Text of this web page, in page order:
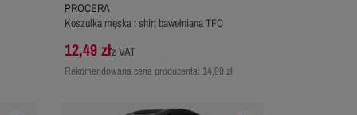
PROCERA
Koszulka męska t shirt bawełniana TFC
12,49 złz VAT
Rekomendowana cena producenta: 14,99 zł